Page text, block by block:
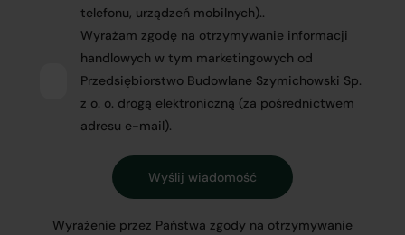
telefonu, urządzeń mobilnych)..
Wyrażam zgodę na otrzymywanie informacji
handlowych w tym marketingowych od
Przedsiębiorstwo Budowlane Szymichowski Sp.
z o. o. drogą elektroniczną (za pośrednictwem
adresu e-mail).
Wyrażenie przez Państwa zgody na otrzymywanie